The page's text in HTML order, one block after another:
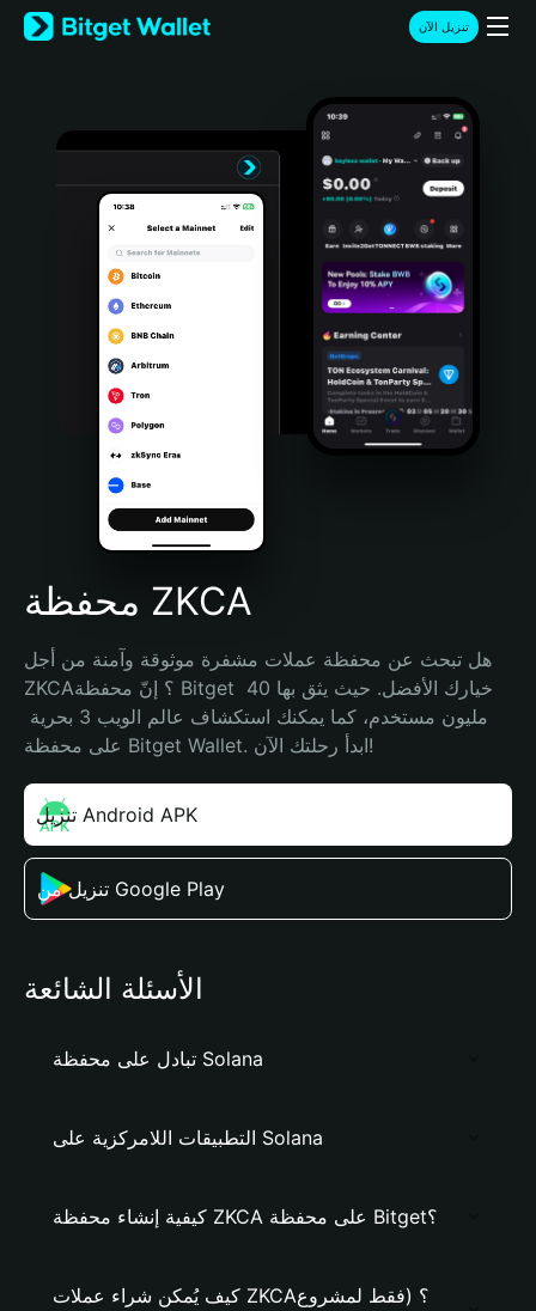
English
日本語
Türkçe
Português (Portugal)
Bahasa Indonesia
Português (Brasil)
Español (Argentina)
تنزيل الآن
محفظة ZKCA
هل تبحث عن محفظة عملات مشفرة موثوقة وآمنة من أجل
ZKCA؟ إنّ محفظة Bitget خيارك الأفضل. حيث يثق بها 40
على محفظة Bitget Wallet. ابدأ رحلتك الآن!
تنزيل Android APK
تنزيل من Google Play
الأسئلة الشائعة
تبادل على محفظة Solana
التطبيقات اللامركزية على Solana
كيفية إنشاء محفظة ZKCA على محفظة Bitget؟
كيف يُمكن شراء عملات ZKCA؟ (فقط لمشروع